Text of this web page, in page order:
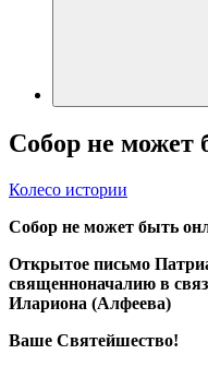
Собор не может
Колесо истории
Собор не может быть
Открытое письмо
священноначалию в
Илариона (Алфеева)
Ваше Святейшество!